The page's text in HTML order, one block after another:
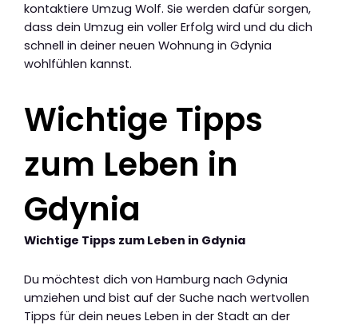
kontaktiere Umzug Wolf. Sie werden dafür sorgen,
dass dein Umzug ein voller Erfolg wird und du dich
schnell in deiner neuen Wohnung in Gdynia
wohlfühlen kannst.
Wichtige Tipps
zum Leben in
Gdynia
Wichtige Tipps zum Leben in Gdynia
Du möchtest dich von Hamburg nach Gdynia
umziehen und bist auf der Suche nach wertvollen
Tipps für dein neues Leben in der Stadt an der